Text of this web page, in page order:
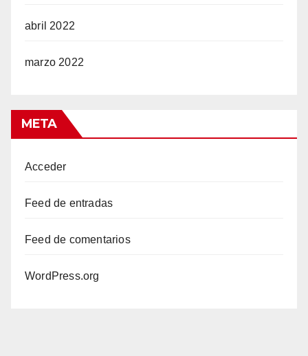
abril 2022
marzo 2022
META
Acceder
Feed de entradas
Feed de comentarios
WordPress.org